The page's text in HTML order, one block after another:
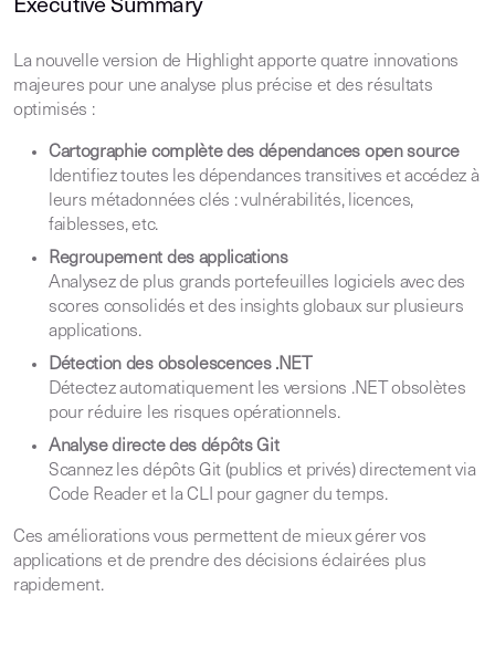
Executive Summary
La nouvelle version de Highlight apporte quatre innovations
majeures pour une analyse plus précise et des résultats
optimisés :
Cartographie complète des dépendances open source
Identifiez toutes les dépendances transitives et accédez à
leurs métadonnées clés : vulnérabilités, licences,
faiblesses, etc.
Regroupement des applications
Analysez de plus grands portefeuilles logiciels avec des
scores consolidés et des insights globaux sur plusieurs
applications.
Détection des obsolescences .NET
Détectez automatiquement les versions .NET obsolètes
pour réduire les risques opérationnels.
Analyse directe des dépôts Git
Scannez les dépôts Git (publics et privés) directement via
Code Reader et la CLI pour gagner du temps.
Ces améliorations vous permettent de mieux gérer vos
applications et de prendre des décisions éclairées plus
rapidement.